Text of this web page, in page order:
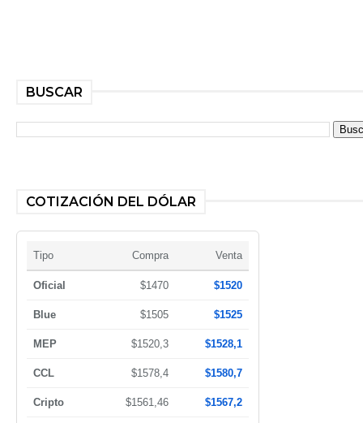
BUSCAR
COTIZACIÓN DEL DÓLAR
Tipo Compra Venta
Oficial $1470 $1520
Blue $1505 $1525
MEP $1520,3 $1528,1
CCL $1578,4 $1580,7
Cripto $1561,46 $1567,2